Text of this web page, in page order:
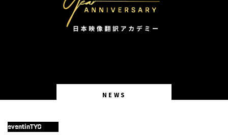
NEWS
eventinTYO